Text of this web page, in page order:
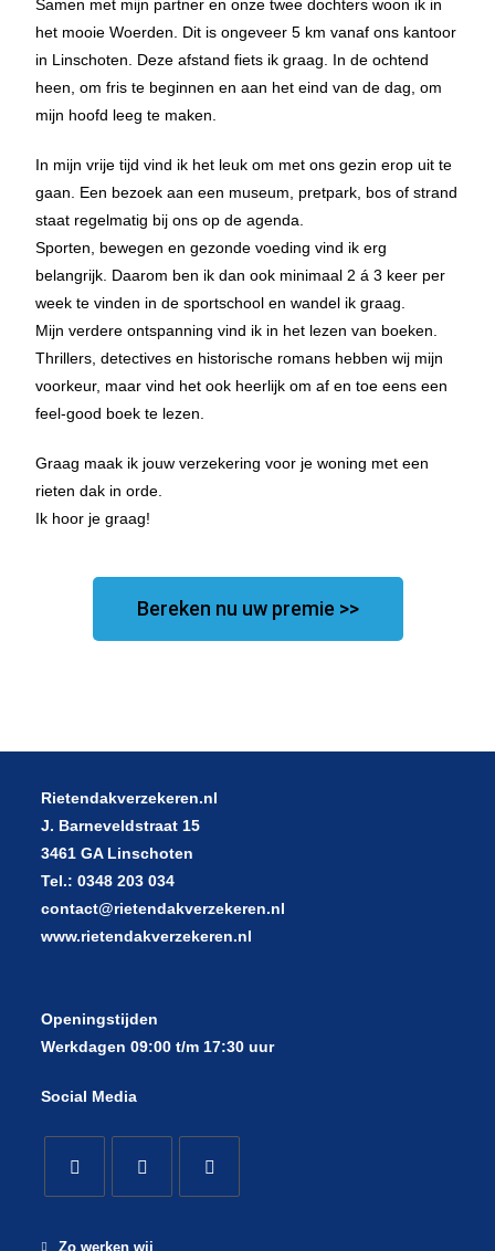
Samen met mijn partner en onze twee dochters woon ik in
het mooie Woerden. Dit is ongeveer 5 km vanaf ons kantoor
in Linschoten. Deze afstand fiets ik graag. In de ochtend
heen, om fris te beginnen en aan het eind van de dag, om
mijn hoofd leeg te maken.
In mijn vrije tijd vind ik het leuk om met ons gezin erop uit te
gaan. Een bezoek aan een museum, pretpark, bos of strand
staat regelmatig bij ons op de agenda.
Sporten, bewegen en gezonde voeding vind ik erg
belangrijk. Daarom ben ik dan ook minimaal 2 á 3 keer per
week te vinden in de sportschool en wandel ik graag.
Mijn verdere ontspanning vind ik in het lezen van boeken.
Thrillers, detectives en historische romans hebben wij mijn
voorkeur, maar vind het ook heerlijk om af en toe eens een
feel-good boek te lezen.
Graag maak ik jouw verzekering voor je woning met een
rieten dak in orde.
Ik hoor je graag!
Bereken nu uw premie >>
Rietendakverzekeren.nl
J. Barneveldstraat 15
3461 GA Linschoten
Tel.: 0348 203 034
contact@rietendakverzekeren.nl
www.rietendakverzekeren.nl
Openingstijden
Werkdagen 09:00 t/m 17:30 uur
Social Media
Zo werken wij